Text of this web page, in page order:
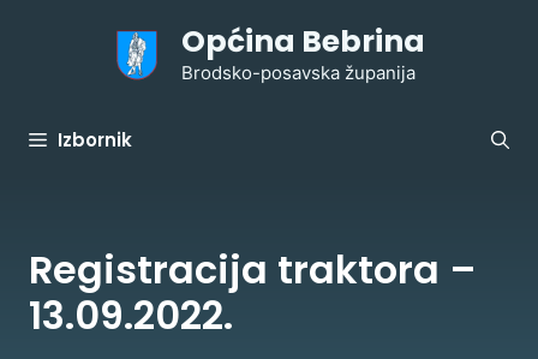
Općina Bebrina
Brodsko-posavska županija
Izbornik
Registracija traktora –
13.09.2022.